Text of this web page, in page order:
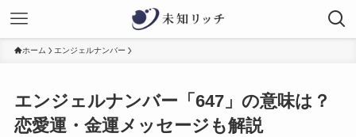
ホーム エンジェルナンバー
エンジェルナンバー「647」の意味は？
恋愛運・金運メッセージも解説